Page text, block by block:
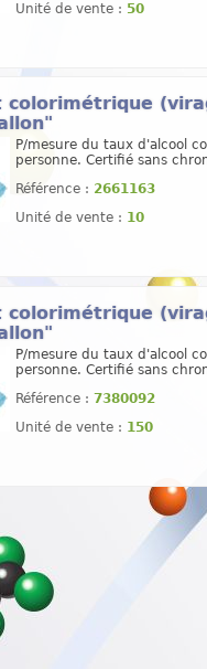
Unité de vente : 50
colorimétrique
P/mesure du taux d'alcool
personne. Certifié sans
Référence : 2661163
Unité de vente : 10
colorimétrique
P/mesure du taux d'alcool
personne. Certifié sans
Référence : 7380092
Unité de vente : 150